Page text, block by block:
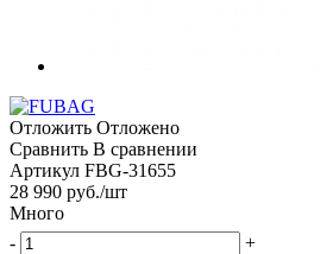
Отложить Отложено
Сравнить В сравнении
Артикул FBG-31655
28 990 руб./шт
Много
-
+